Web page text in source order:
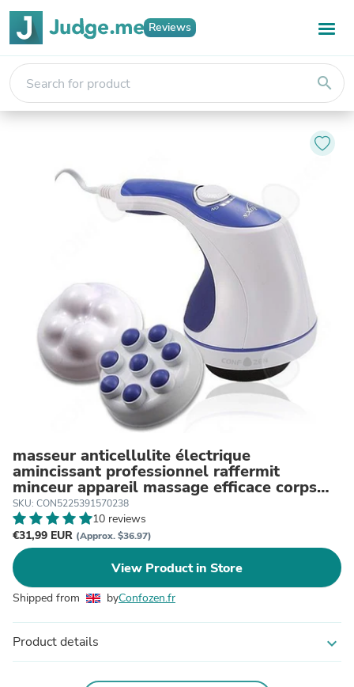
Reviews
search
masseur anticellulite électrique
amincissant professionnel raffermit
minceur appareil massage efficace corps
visage bras cuis
SKU: CON5225391570238
10 reviews
€31,99 EUR (Approx. $36.97)
View Product in Store
Shipped from byConfozen.fr
Product details expand_more